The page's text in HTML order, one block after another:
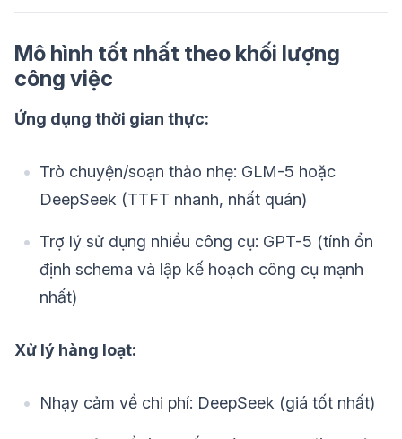
Mô hình tốt nhất theo khối lượng
công việc
Ứng dụng thời gian thực:
Trò chuyện/soạn thảo nhẹ: GLM-5 hoặc
DeepSeek (TTFT nhanh, nhất quán)
Trợ lý sử dụng nhiều công cụ: GPT-5 (tính ổn
định schema và lập kế hoạch công cụ mạnh
nhất)
Xử lý hàng loạt:
Nhạy cảm về chi phí: DeepSeek (giá tốt nhất)